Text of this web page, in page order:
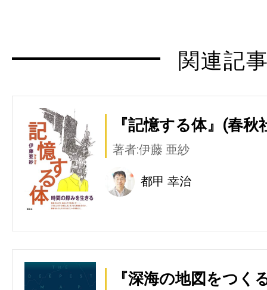
関連記
『記憶する体』(春秋
著者:伊藤 亜紗
都甲 幸治
『深海の地図をつく